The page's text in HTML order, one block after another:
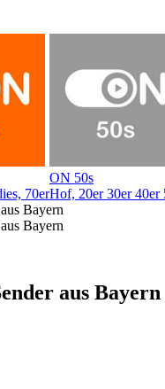
70er
ON 50s
Hof, 20er 30er
Bayern
Bayern
aus Bayern